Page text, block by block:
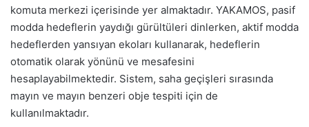
komuta merkezi içerisinde yer almaktadır. YAKAMOS, pasif
modda hedeflerin yaydığı gürültüleri dinlerken, aktif modda
hedeflerden yansıyan ekoları kullanarak, hedeflerin
otomatik olarak yönünü ve mesafesini
hesaplayabilmektedir. Sistem, saha geçişleri sırasında
mayın ve mayın benzeri obje tespiti için de
kullanılmaktadır.